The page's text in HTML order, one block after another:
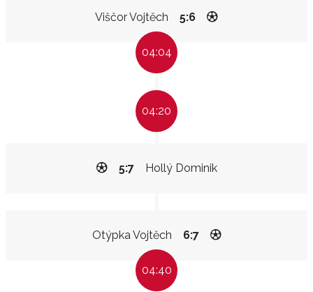
Viščor Vojtěch 5:6
04:04
04:20
Hollý Dominik
5:7
Otýpka Vojtěch 6:7
04:40